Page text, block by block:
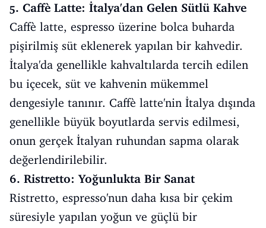
5. Caffè Latte: İtalya'dan Gelen Sütlü Kahve
Caffè latte, espresso üzerine bolca buharda
pişirilmiş süt eklenerek yapılan bir kahvedir.
İtalya'da genellikle kahvaltılarda tercih edilen
bu içecek, süt ve kahvenin mükemmel
dengesiyle tanınır. Caffè latte'nin İtalya dışında
genellikle büyük boyutlarda servis edilmesi,
onun gerçek İtalyan ruhundan sapma olarak
değerlendirilebilir.
6. Ristretto: Yoğunlukta Bir Sanat
Ristretto, espresso'nun daha kısa bir çekim
süresiyle yapılan yoğun ve güçlü bir